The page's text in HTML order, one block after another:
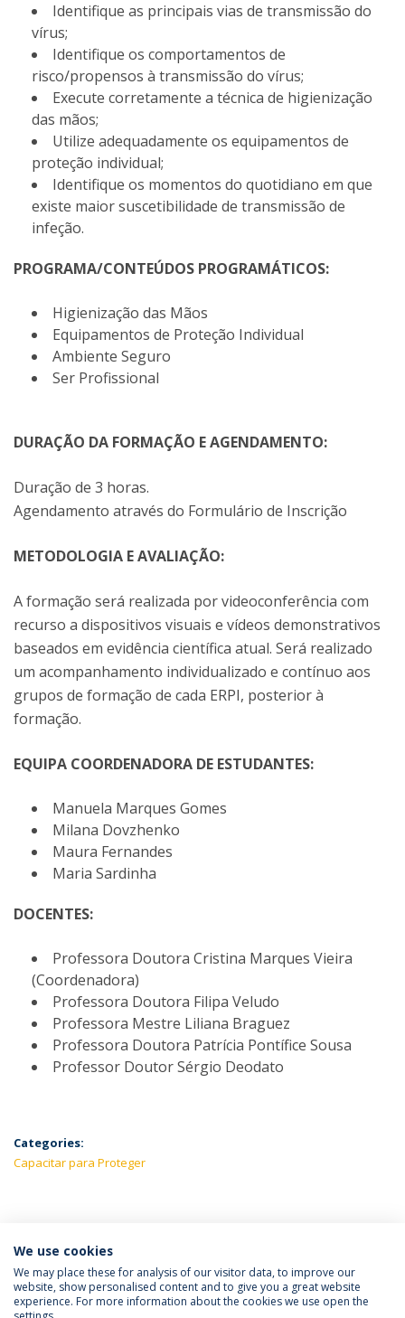
Identifique as principais vias de transmissão do
vírus;
Identifique os comportamentos de
risco/propensos à transmissão do vírus;
Execute corretamente a técnica de higienização
das mãos;
Utilize adequadamente os equipamentos de
proteção individual;
Identifique os momentos do quotidiano em que
existe maior suscetibilidade de transmissão de
infeção.
PROGRAMA/CONTEÚDOS PROGRAMÁTICOS:
Higienização das Mãos
Equipamentos de Proteção Individual
Ambiente Seguro
Ser Profissional
DURAÇÃO DA FORMAÇÃO E AGENDAMENTO:
Duração de 3 horas.
Agendamento através do Formulário de Inscrição
METODOLOGIA E AVALIAÇÃO:
A formação será realizada por videoconferência com
recurso a dispositivos visuais e vídeos demonstrativos
baseados em evidência científica atual. Será realizado
um acompanhamento individualizado e contínuo aos
grupos de formação de cada ERPI, posterior à
formação.
EQUIPA COORDENADORA DE ESTUDANTES:
Manuela Marques Gomes
Milana Dovzhenko
Maura Fernandes
Maria Sardinha
DOCENTES:
Professora Doutora Cristina Marques Vieira
(Coordenadora)
Professora Doutora Filipa Veludo
Professora Mestre Liliana Braguez
Professora Doutora Patrícia Pontífice Sousa
Professor Doutor Sérgio Deodato
Categories:
Capacitar para Proteger
LATEST NEWS
Política de Privacidade
Termos e Condições
We use cookies
We may place these for analysis of our visitor data, to improve our
website, show personalised content and to give you a great website
experience. For more information about the cookies we use open the